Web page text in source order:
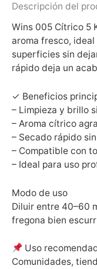
Descripción del
Wins 005 Cítrico 5
aroma fresco,
superficies sin
rápido deja un
✓ Beneficios
– Limpieza y brillo
– Aroma cítrico
– Secado rápido
– Compatible con
– Ideal para uso
Modo de uso
Diluir entre 40–60
fregona bien
Uso
Comunidades,